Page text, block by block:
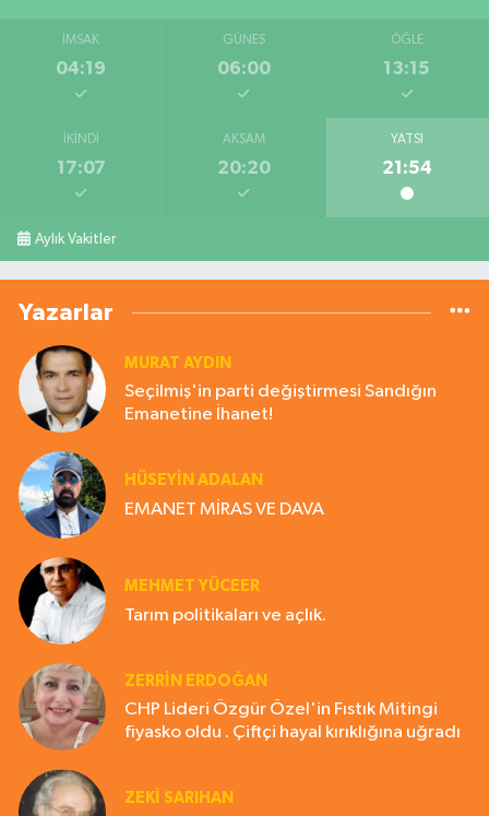
İMSAK
04:19
GÜNEŞ
06:00
ÖĞLE
13:15
İKINDI
17:07
AKŞAM
20:20
YATSI
21:54
Aylık Vakitler
Yazarlar
MURAT AYDIN
Seçilmiş'in parti değiştirmesi Sandığın
Emanetine İhanet!
HÜSEYIN ADALAN
EMANET MİRAS VE DAVA
MEHMET YÜCEER
Tarım politikaları ve açlık.
ZERRIN ERDOĞAN
CHP Lideri Özgür Özel'in Fıstık Mitingi
fiyasko oldu . Çiftçi hayal kırıklığına uğradı
ZEKI SARIHAN